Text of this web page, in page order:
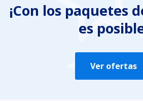
Es demasiado largo
¡Con los paquetes
es
Ver ofertas